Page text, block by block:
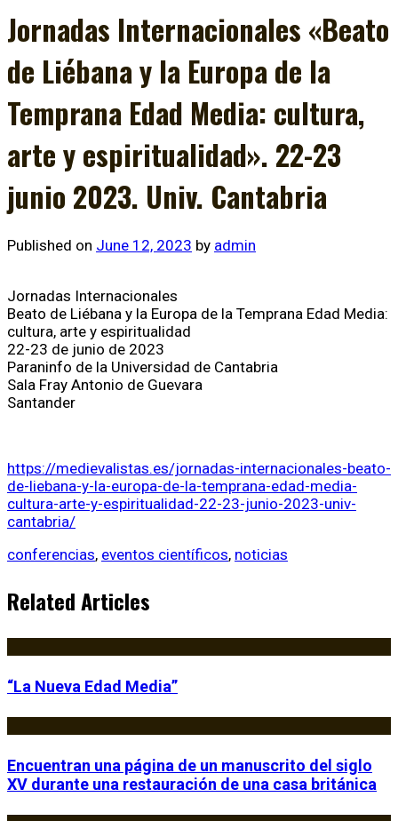
Jornadas Internacionales «Beato
de Liébana y la Europa de la
Temprana Edad Media: cultura,
arte y espiritualidad». 22-23
junio 2023. Univ. Cantabria
Published on June 12, 2023 by admin
Jornadas Internacionales
Beato de Liébana y la Europa de la Temprana Edad Media:
cultura, arte y espiritualidad
22-23 de junio de 2023
Paraninfo de la Universidad de Cantabria
Sala Fray Antonio de Guevara
Santander
https://medievalistas.es/jornadas-internacionales-beato-
de-liebana-y-la-europa-de-la-temprana-edad-media-
cultura-arte-y-espiritualidad-22-23-junio-2023-univ-
cantabria/
conferencias, eventos científicos, noticias
Related Articles
“La Nueva Edad Media”
Encuentran una página de un manuscrito del siglo
XV durante una restauración de una casa británica